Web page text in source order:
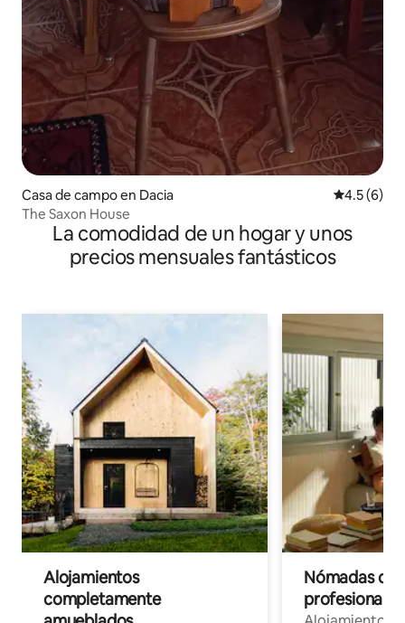
Casa de campo en Dacia
4.5 (6)
The Saxon House
La comodidad de un hogar y unos
precios mensuales fantásticos
Alojamientos
completamente
Nómadas